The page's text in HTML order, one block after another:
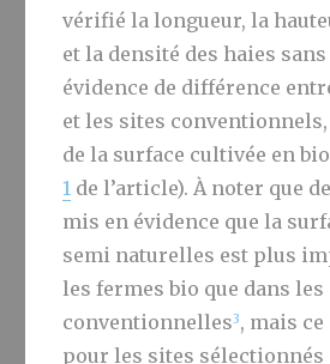
vérifié la longueur, la
et la densité des haies
évidence de différence
et les sites
de la surface cultivée en
1 de l’article). À noter que
mis en évidence que la
semi naturelles est plus
les fermes bio que dans les
conventionnelles3, mais ce
pour les sites